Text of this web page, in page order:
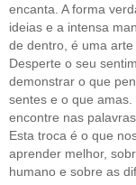
encanta. A forma
ideias e a intensa
de dentro, é uma arte
Desperte o seu
demonstrar o que
sentes e o que
encontre nas
Esta troca é o que
aprender melhor,
humano e sobre as